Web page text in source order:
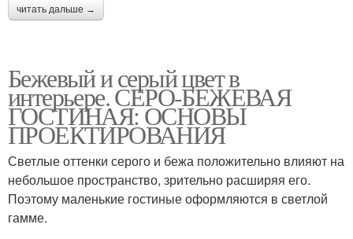
читать дальше →
Бежевый и серый цвет в
интерьере. СЕРО-БЕЖЕВАЯ
ГОСТИНАЯ: ОСНОВЫ
ПРОЕКТИРОВАНИЯ
Светлые оттенки серого и бежа положительно влияют на
небольшое пространство, зрительно расширяя его.
Поэтому маленькие гостиные оформляются в светлой
гамме.